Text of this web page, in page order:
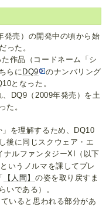
発売）の開発中の頃から始
った。
作品（コードネーム「シ
らに DQ9
のナンバリング
となった。
DQ9（2009年発売）を土
た。
を理解するため、DQ10
後に同じスクウェア・エ
ナルファンタジーXI（以下
いうノルマを課してプレ
【人間】の姿を取り戻すま
いである）。
いると思われる部分があ